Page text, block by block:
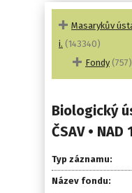
Masarykův
i. (143340)
Fondy (757)
Biologický
ČSAV • NAD
Typ záznamu:
Název fondu: